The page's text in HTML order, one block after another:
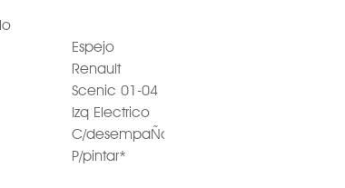
Espejo
Renault
Scenic 01-04
Izq Electrico
C/desempaÑante
P/pintar*